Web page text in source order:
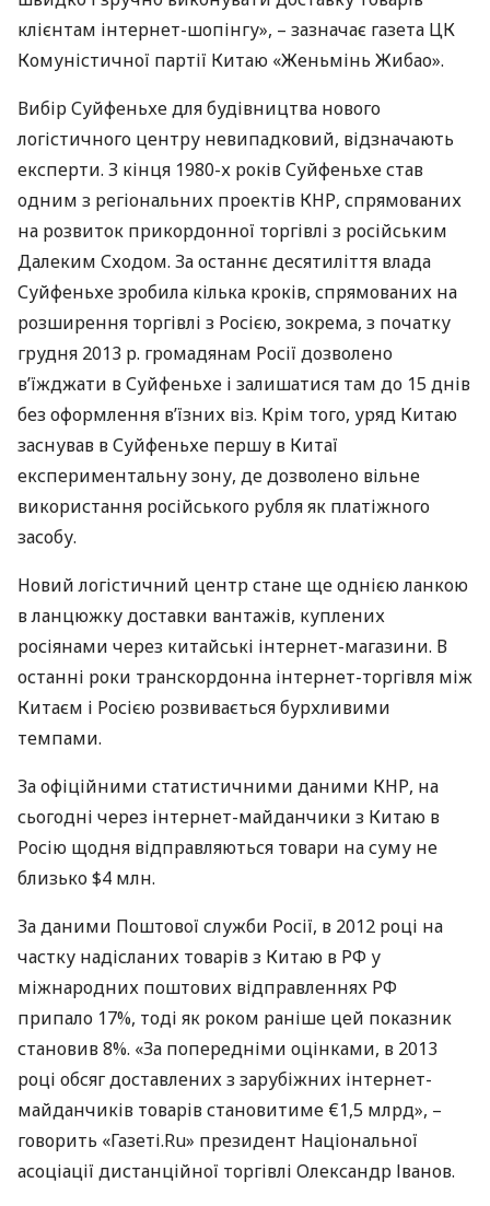
клієнтам інтернет-шопінгу», – зазначає газета ЦК
Комуністичної партії Китаю «Женьмінь Жибао».
Вибір Суйфеньхе для будівництва нового
логістичного центру невипадковий, відзначають
експерти. З кінця 1980-х років Суйфеньхе став
одним з регіональних проектів КНР, спрямованих
на розвиток прикордонної торгівлі з російським
Далеким Сходом. За останнє десятиліття влада
Суйфеньхе зробила кілька кроків, спрямованих на
розширення торгівлі з Росією, зокрема, з початку
грудня 2013 р. громадянам Росії дозволено
в’їжджати в Суйфеньхе і залишатися там до 15 днів
без оформлення в’їзних віз. Крім того, уряд Китаю
заснував в Суйфеньхе першу в Китаї
експериментальну зону, де дозволено вільне
використання російського рубля як платіжного
засобу.
Новий логістичний центр стане ще однією ланкою
в ланцюжку доставки вантажів, куплених
росіянами через китайські інтернет-магазини. В
останні роки транскордонна інтернет-торгівля між
Китаєм і Росією розвивається бурхливими
темпами.
За офіційними статистичними даними КНР, на
сьогодні через інтернет-майданчики з Китаю в
Росію щодня відправляються товари на суму не
близько $4 млн.
За даними Поштової служби Росії, в 2012 році на
частку надісланих товарів з Китаю в РФ у
міжнародних поштових відправленнях РФ
припало 17%, тоді як роком раніше цей показник
становив 8%. «За попередніми оцінками, в 2013
році обсяг доставлених з зарубіжних інтернет-
майданчиків товарів становитиме €1,5 млрд», –
говорить «Газеті.Ru» президент Національної
асоціації дистанційної торгівлі Олександр Іванов.